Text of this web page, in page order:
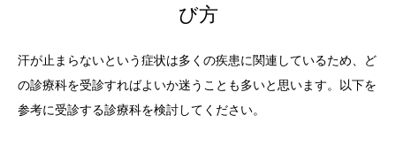
び方
汗が止まらないという症状は多くの疾患に関連しているため、ど
の診療科を受診すればよいか迷うことも多いと思います。以下を
参考に受診する診療科を検討してください。